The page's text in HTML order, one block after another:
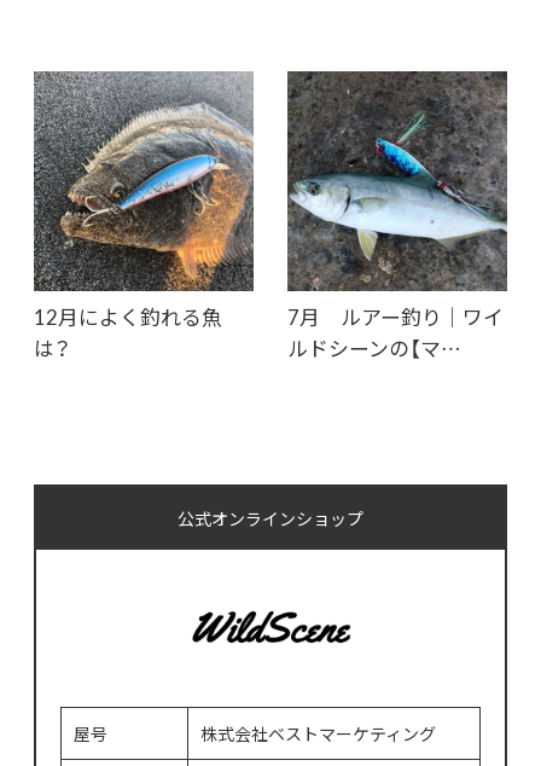
12月によく釣れる魚
は？
7月 ルアー釣り｜ワイ
ルドシーンの【マ…
公式オンラインショップ
屋号 株式会社ベストマーケティング